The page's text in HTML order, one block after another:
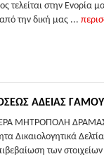
τελείται στην
την δική μας ...
ΑΔΕΙΑΣ ΓΑΜΟΥ
ΜΗΤΡΟΠΟΛΗ
Δικαιολογητικά
των